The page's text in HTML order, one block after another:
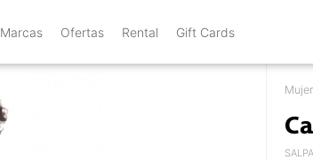
Marcas Ofertas Rental Gift Cards